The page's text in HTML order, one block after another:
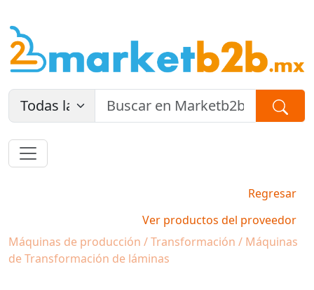
Regresar
Ver productos del proveedor
Máquinas de producción / Transformación / Máquinas
de Transformación de láminas